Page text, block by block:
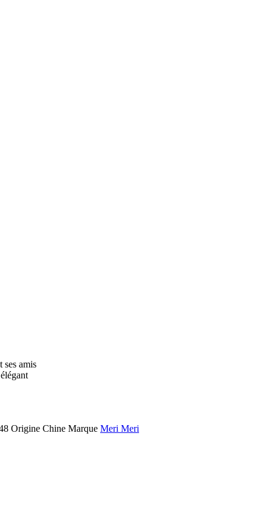
ses amis
Origine Chine Marque Meri Meri